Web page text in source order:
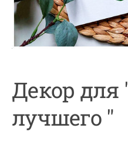
Декор для
лучшего "